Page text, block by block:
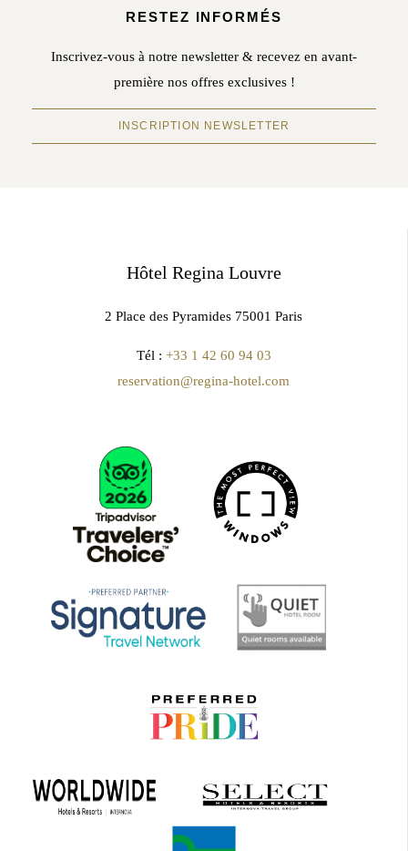
RESTEZ INFORMÉS
Inscrivez-vous à notre newsletter & recevez en avant-
première nos offres exclusives !
INSCRIPTION NEWSLETTER
Hôtel Regina Louvre
2 Place des Pyramides 75001 Paris
Tél : +33 1 42 60 94 03
reservation@regina-hotel.com